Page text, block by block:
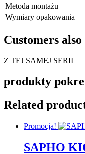
Metoda montażu
Wymiary opakowania
Customers
Z TEJ SAMEJ SERII
produkty
Related
Promocja!
SAPHO